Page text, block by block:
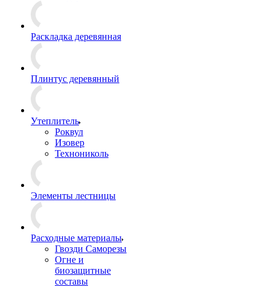
Раскладка деревянная
Плинтус деревянный
Утеплитель
Роквул
Изовер
Технониколь
Элементы лестницы
Расходные материалы
Гвозди Саморезы
Огне и
биозащитные
составы